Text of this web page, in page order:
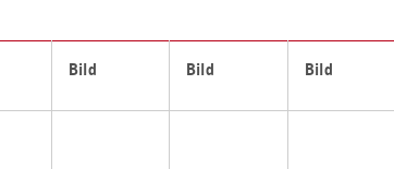
Bild Bild Bild